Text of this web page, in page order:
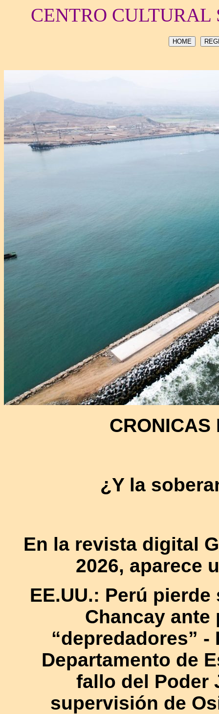
CENTRO CULTURAL
HOME
CRONICAS
¿Y la
En la revista digital
2026, aparece
EE.UU.: Perú
Chancay
“depredadores”
Departamento de
fallo del Poder
supervisión de